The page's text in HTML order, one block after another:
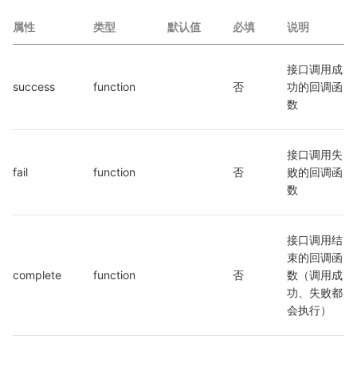
属性 类型 默认值 必填 说明
success function 否
接口调用成
功的回调函
数
fail function 否
接口调用失
败的回调函
数
complete function 否
接口调用结
束的回调函
数（调用成
功、失败都
会执行）